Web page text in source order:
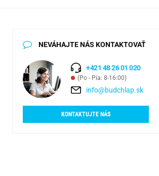
NEVÁHAJTE NÁS KONTAKTOVAŤ
+421 48 26 01 020
(Po - Pia: 8-16:00)
info@budchlap.sk
KONTAKTUJTE NÁS